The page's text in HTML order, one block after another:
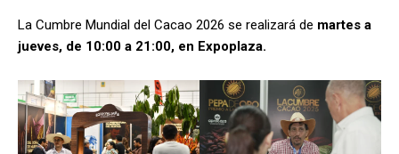
La Cumbre Mundial del Cacao 2026 se realizará de martes a
jueves, de 10:00 a 21:00, en Expoplaza.